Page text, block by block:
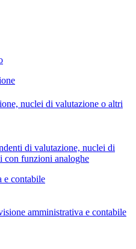
nuclei di valutazione o altri
di valutazione, nuclei di
con funzioni analoghe
e contabile
amministrativa e contabile